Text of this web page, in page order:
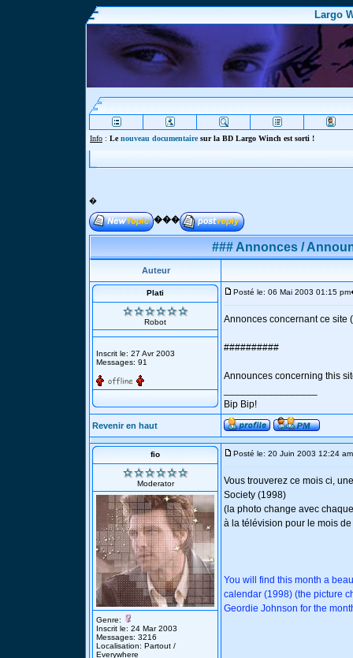
Largo
Info : Lenouveau documentairesur la BD Largo Winch est sorti !
�
���
### Annonces /
Auteur
Plati
Robot
Inscrit le: 27 Avr 2003
Messages: 91
Posté le: 06 Mai 2003 01:15 pm
Annonces concernant ce site
##########
Announces concerning this
Bip Bip!
Revenir en haut
fio
Moderator
Genre:
Inscrit le: 24 Mar 2003
Messages: 3216
Localisation: Partout /
Everywhere
Posté le: 20 Juin 2003 12:24 am
Vous trouverez ce mois ci,
Society (1998)
(la photo change avec
à la télévision pour le mois
You will find this month a
calendar (1998) (the picture
Geordie Johnson for the